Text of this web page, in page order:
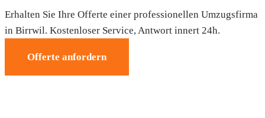
Erhalten Sie Ihre Offerte einer professionellen Umzugsfirma
in Birrwil. Kostenloser Service, Antwort innert 24h.
Offerte anfordern